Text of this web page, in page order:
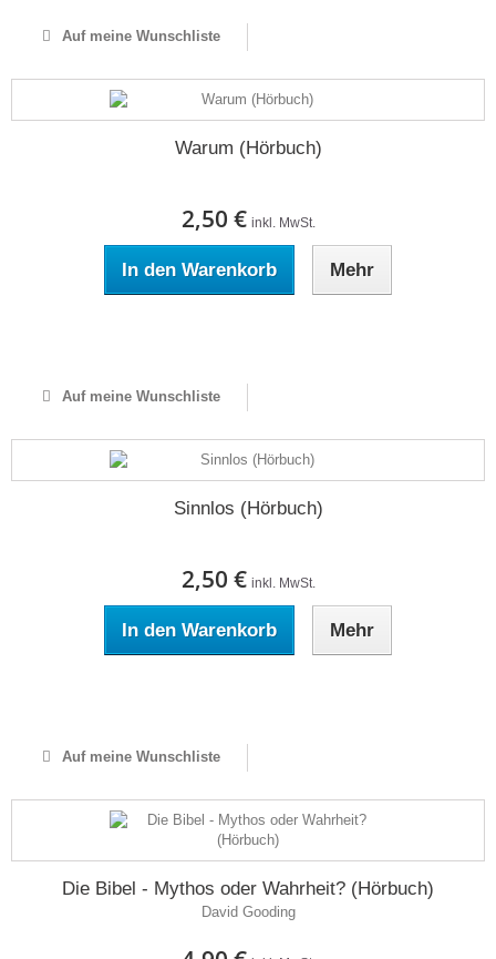
Auf meine Wunschliste
Warum (Hörbuch)
2,50 € inkl. MwSt.
In den Warenkorb Mehr
Auf meine Wunschliste
Sinnlos (Hörbuch)
2,50 € inkl. MwSt.
In den Warenkorb Mehr
Auf meine Wunschliste
Die Bibel - Mythos oder Wahrheit? (Hörbuch)
David Gooding